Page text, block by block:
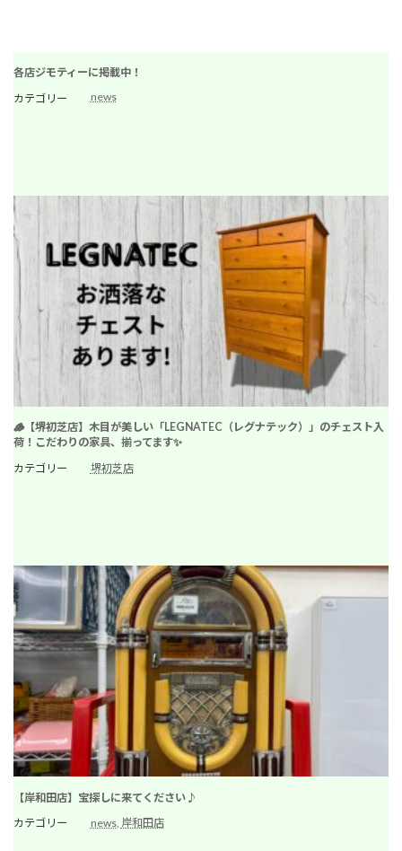
各店ジモティーに掲載中！
カテゴリー
news
🪵【堺初芝店】木目が美しい「LEGNATEC（レグナテック）」のチェスト入
荷！こだわりの家具、揃ってます✨
カテゴリー
堺初芝店
【岸和田店】宝探しに来てください♪
カテゴリー
news, 岸和田店